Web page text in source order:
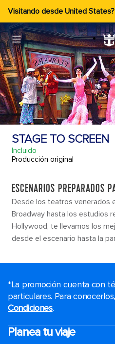
Visitando desde United States?
STAGE TO SCREEN
Incluido
Producción original
ESCENARIOS PREPARADOS
Desde los teatros venerados
Broadway hasta los estudios
Hollywood, te llevamos los
desde el escenario hasta la
*La promoción cuenta con
particulares. Para
Condiciones.
Planea tu viaje